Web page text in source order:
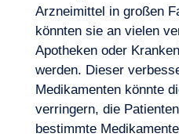
Arzneimittel in großen
könnten sie an vielen
Apotheken oder
werden. Dieser
Medikamentenkönnte
verringern, die
bestimmte